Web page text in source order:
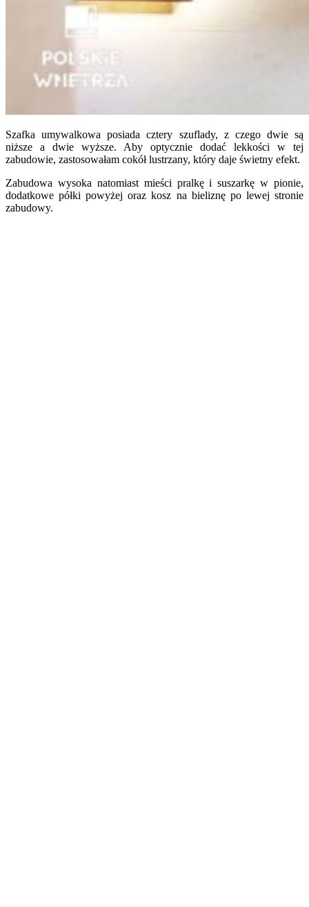
Szafka umywalkowa posiada cztery szuflady, z czego dwie są
niższe a dwie wyższe. Aby optycznie dodać lekkości w tej
zabudowie, zastosowałam cokół lustrzany, który daje świetny efekt.
Zabudowa wysoka natomiast mieści pralkę i suszarkę w pionie,
dodatkowe półki powyżej oraz kosz na bieliznę po lewej stronie
zabudowy.